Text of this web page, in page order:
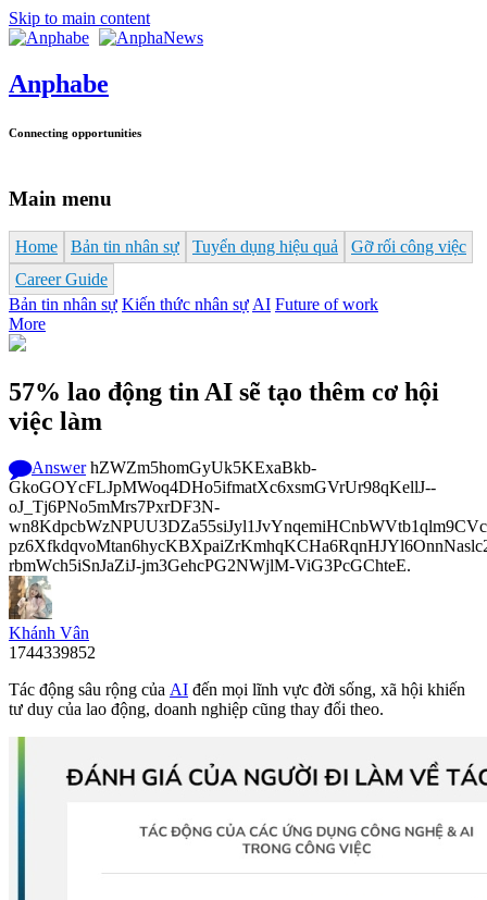
Skip to main content
Anphabe
Connecting opportunities
Main menu
Home Bản tin nhân sự Tuyển dụng hiệu quả
Gỡ rối công việc
Career Guide
Bản tin nhân sự Kiến thức nhân sựAI Future of work
More
57% lao động tin AI sẽ tạo thêm cơ hội
việc làm
Answer hZWZm5homGyUk5KExaBkb-
GkoGOYcFLJpMWoq4DHo5ifmatXc6xsmGVrUr98qKellJ--
oJ_Tj6PNo5mMrs7PxrDF3N-
rbmWch5iSnJaZiJ-jm3GehcPG2NWjlM-ViG3PcGChteE.
Khánh Vân
1744339852
Tác động sâu rộng của AI đến mọi lĩnh vực đời sống, xã hội khiến
tư duy của lao động, doanh nghiệp cũng thay đổi theo.